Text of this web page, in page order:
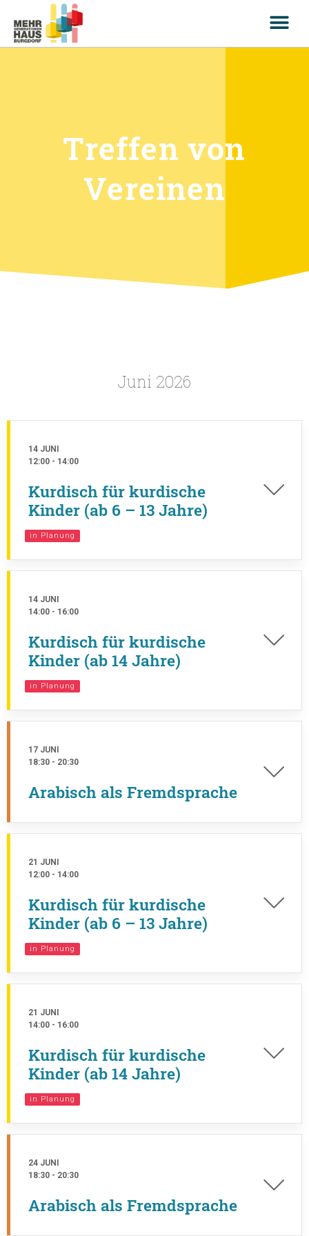
Treffen von
Vereinen
Juni 2026
14 JUNI
12:00 - 14:00
Kurdisch für kurdische
Kinder (ab 6 – 13 Jahre)
in Planung
14 JUNI
14:00 - 16:00
Kurdisch für kurdische
Kinder (ab 14 Jahre)
in Planung
17 JUNI
18:30 - 20:30
Arabisch als Fremdsprache
21 JUNI
12:00 - 14:00
Kurdisch für kurdische
Kinder (ab 6 – 13 Jahre)
in Planung
21 JUNI
14:00 - 16:00
Kurdisch für kurdische
Kinder (ab 14 Jahre)
in Planung
24 JUNI
18:30 - 20:30
Arabisch als Fremdsprache